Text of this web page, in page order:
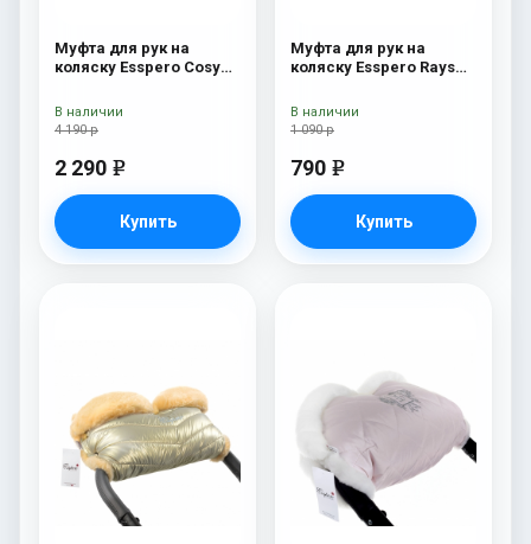
Муфта для рук на
коляску Esspero Cosy
4 190 р
2 290 e
Купить
В наличии
Муфта для рук на
коляску Esspero Rays
1 090 р
790 e
Купить
В наличии